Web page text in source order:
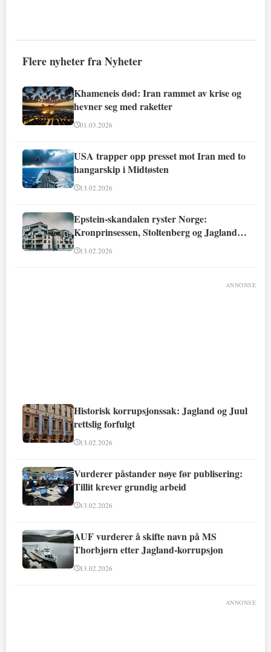
Flere nyheter fra Nyheter
Khameneis død: Iran rammet av krise og
hevner seg med raketter
01.03.2026
USA trapper opp presset mot Iran med to
hangarskip i Midtøsten
13.02.2026
Epstein-skandalen ryster Norge:
Kronprinsessen, Stoltenberg og Jagland
involvert
13.02.2026
ANNONSE
Historisk korrupsjonssak: Jagland og Juul
rettslig forfulgt
13.02.2026
Vurderer påstander nøye før publisering:
Tillit krever grundig arbeid
13.02.2026
AUF vurderer å skifte navn på MS
Thorbjørn etter Jagland-korrupsjon
13.02.2026
ANNONSE